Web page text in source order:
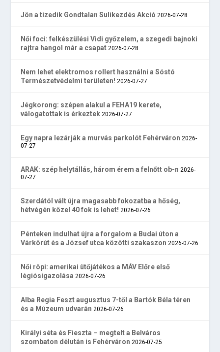
Jön a tizedik Gondtalan Sulikezdés Akció 2026-07-28
Női foci: felkészülési Vidi győzelem, a szegedi bajnoki
rajtra hangol már a csapat 2026-07-28
Nem lehet elektromos rollert használni a Sóstó
Természetvédelmi területen! 2026-07-27
Jégkorong: szépen alakul a FEHA19 kerete,
válogatottak is érkeztek 2026-07-27
Egy napra lezárják a murvás parkolót Fehérváron 2026-
07-27
ARAK: szép helytállás, három érem a felnőtt ob-n 2026-
07-27
Szerdától vált újra magasabb fokozatba a hőség,
hétvégén közel 40 fok is lehet! 2026-07-26
Pénteken indulhat újra a forgalom a Budai úton a
Várkörút és a József utca közötti szakaszon 2026-07-26
Női röpi: amerikai ütőjátékos a MÁV Előre első
légiósigazolása 2026-07-26
Alba Regia Feszt augusztus 7-től a Bartók Béla téren
és a Múzeum udvarán 2026-07-26
Királyi séta és Fieszta – megtelt a Belváros
szombaton délután is Fehérváron 2026-07-25